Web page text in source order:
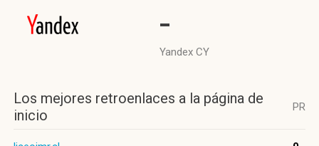
-
Yandex CY
Los mejores retroenlaces a la página de
inicio
PR